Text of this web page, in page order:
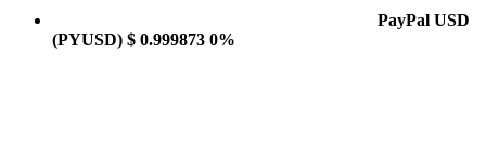
PayPal USD
(PYUSD) $ 0.999873 0%